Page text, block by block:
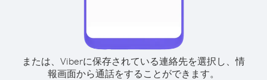
または、Viberに保存されている連絡先を選択し、情
報画面から通話をすることができます。